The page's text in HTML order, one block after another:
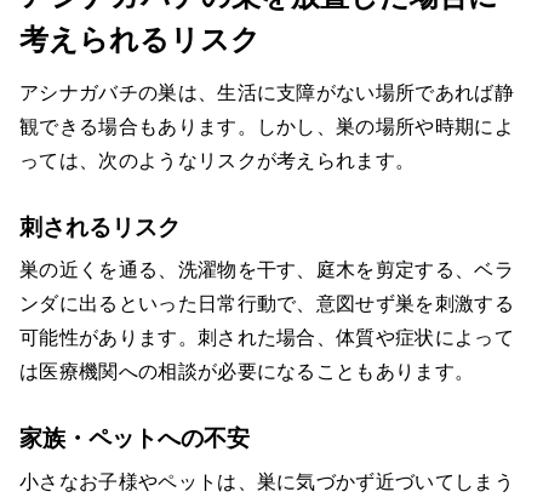
考えられるリスク
アシナガバチの巣は、生活に支障がない場所であれば静
観できる場合もあります。しかし、巣の場所や時期によ
っては、次のようなリスクが考えられます。
刺されるリスク
巣の近くを通る、洗濯物を干す、庭木を剪定する、ベラ
ンダに出るといった日常行動で、意図せず巣を刺激する
可能性があります。刺された場合、体質や症状によって
は医療機関への相談が必要になることもあります。
家族・ペットへの不安
小さなお子様やペットは、巣に気づかず近づいてしまう